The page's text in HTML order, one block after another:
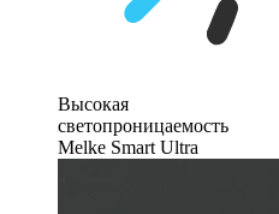
Высокая
светопроницаемость
Melke Smart Ultra